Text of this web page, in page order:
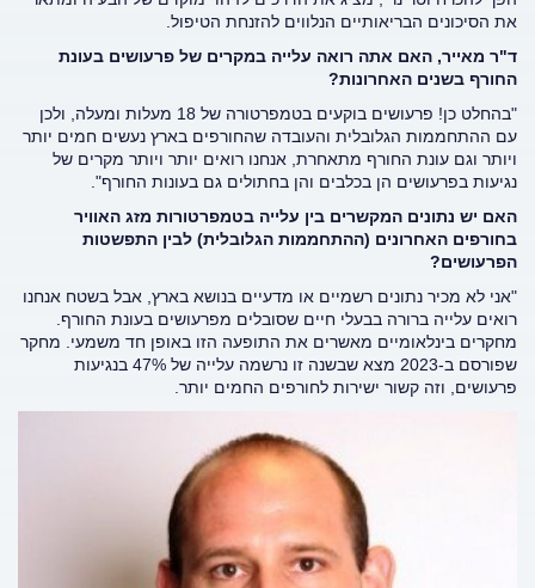
את הסיכונים הבריאותיים הנלווים להזנחת הטיפול.
ד"ר מאייר, האם אתה רואה עלייה במקרים של פרעושים בעונת
החורף בשנים האחרונות?
"בהחלט כן! פרעושים בוקעים בטמפרטורה של 18 מעלות ומעלה, ולכן
עם ההתחממות הגלובלית והעובדה שהחורפים בארץ נעשים חמים יותר
ויותר וגם עונת החורף מתאחרת, אנחנו רואים יותר ויותר מקרים של
נגיעות בפרעושים הן בכלבים והן בחתולים גם בעונות החורף".
האם יש נתונים המקשרים בין עלייה בטמפרטורות מזג האוויר
בחורפים האחרונים (ההתחממות הגלובלית) לבין התפשטות
הפרעושים?
"אני לא מכיר נתונים רשמיים או מדעיים בנושא בארץ, אבל בשטח אנחנו
רואים עלייה ברורה בבעלי חיים שסובלים מפרעושים בעונת החורף.
מחקרים בינלאומיים מאשרים את התופעה הזו באופן חד משמעי. מחקר
שפורסם ב-2023 מצא שבשנה זו נרשמה עלייה של 47% בנגיעות
פרעושים, וזה קשור ישירות לחורפים החמים יותר.